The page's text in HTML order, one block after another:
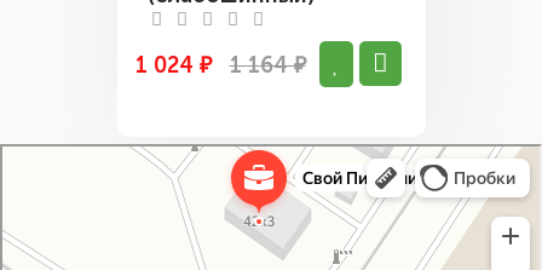
1 024 ₽ 1 164 ₽
Питомник растений в Москве